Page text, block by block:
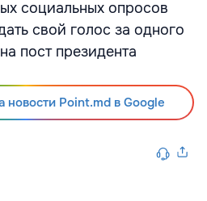
социальных опросов
свой голос за одного
пост президента
новости Point.md в Google